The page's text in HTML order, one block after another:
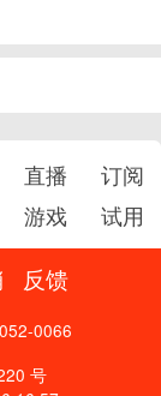
直播
订阅
游戏 试用
反馈
0066
号